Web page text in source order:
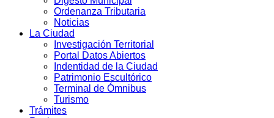
Ordenanza Tributaria
Noticias
La Ciudad
Investigación Territorial
Portal Datos Abiertos
Indentidad de la Ciudad
Patrimonio Escultórico
Terminal de Ómnibus
Turismo
Trámites